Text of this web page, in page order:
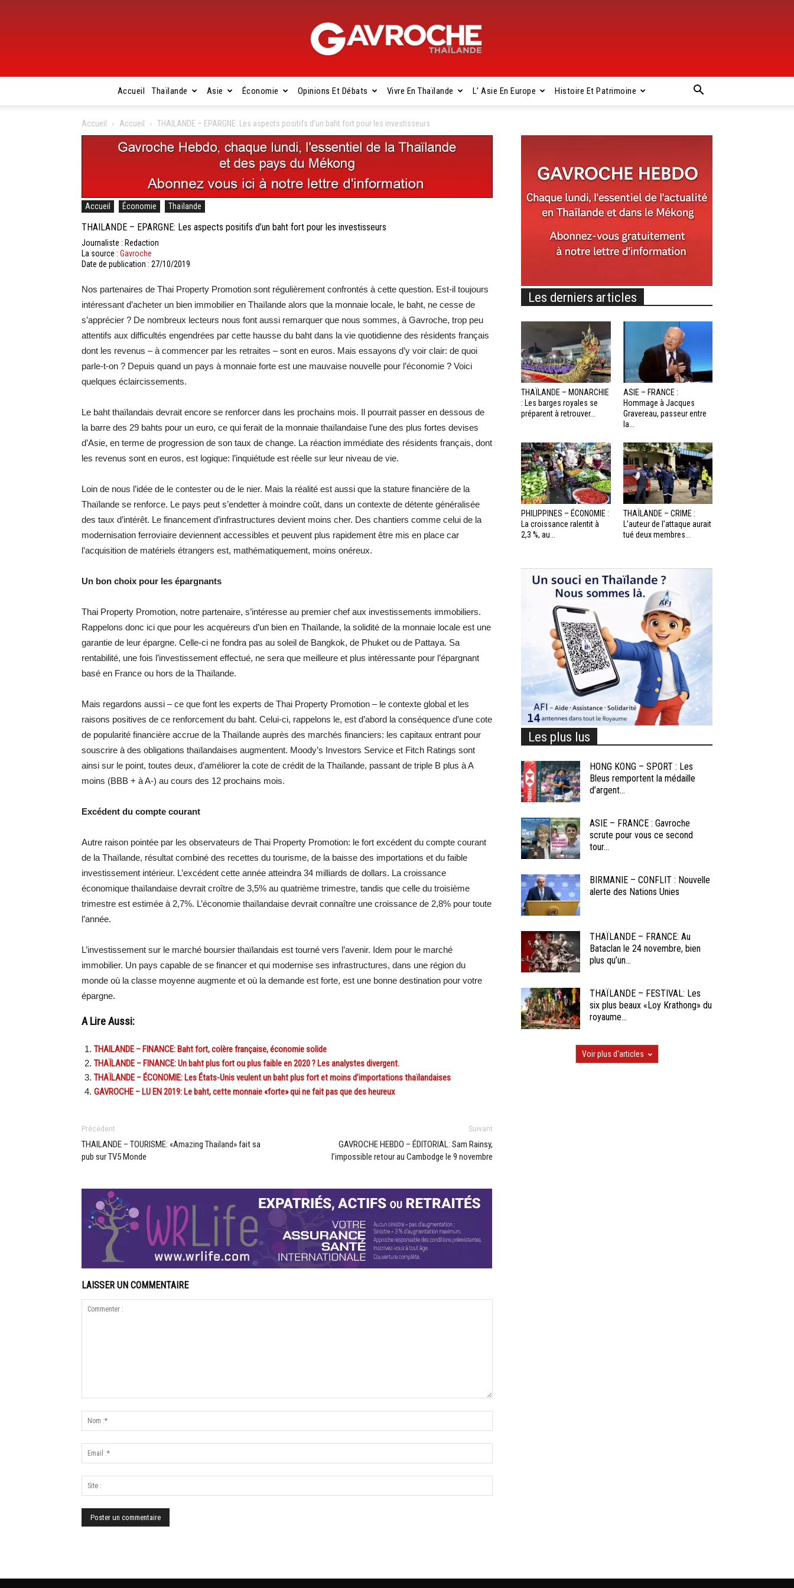
Gavroche
Accueil Thaïlande Asie Économie Opinions Et Débats Vivre En Thaïlande L’ Asie En Europe Histoire Et Patrimoine
Accueil Accueil THAILANDE – EPARGNE: Les aspects positifs d’un baht fort pour les investisseurs
Accueil Économie Thaïlande
THAILANDE – EPARGNE: Les aspects positifs d’un baht fort pour les investisseurs
Journaliste : Redaction
La source : Gavroche
Date de publication : 27/10/2019
Nos partenaires de Thai Property Promotion sont régulièrement confrontés à cette question. Est-il toujours
intéressant d’acheter un bien immobilier en Thaïlande alors que la monnaie locale, le baht, ne cesse de
s’apprécier ? De nombreux lecteurs nous font aussi remarquer que nous sommes, à Gavroche, trop peu
attentifs aux difficultés engendrées par cette hausse du baht dans la vie quotidienne des résidents français
dont les revenus – à commencer par les retraites – sont en euros. Mais essayons d’y voir clair: de quoi
parle-t-on ? Depuis quand un pays à monnaie forte est une mauvaise nouvelle pour l’économie ? Voici
quelques éclaircissements.
Le baht thaïlandais devrait encore se renforcer dans les prochains mois. Il pourrait passer en dessous de
la barre des 29 bahts pour un euro, ce qui ferait de la monnaie thaïlandaise l’une des plus fortes devises
d’Asie, en terme de progression de son taux de change. La réaction immédiate des résidents français, dont
les revenus sont en euros, est logique: l’inquiétude est réelle sur leur niveau de vie.
Loin de nous l’idée de le contester ou de le nier. Mais la réalité est aussi que la stature financière de la
Thaïlande se renforce. Le pays peut s’endetter à moindre coût, dans un contexte de détente généralisée
des taux d’intérêt. Le financement d’infrastructures devient moins cher. Des chantiers comme celui de la
modernisation ferroviaire deviennent accessibles et peuvent plus rapidement être mis en place car
l’acquisition de matériels étrangers est, mathématiquement, moins onéreux.
Un bon choix pour les épargnants
Thai Property Promotion, notre partenaire, s’intéresse au premier chef aux investissements immobiliers.
Rappelons donc ici que pour les acquéreurs d’un bien en Thaïlande, la solidité de la monnaie locale est une
garantie de leur épargne. Celle-ci ne fondra pas au soleil de Bangkok, de Phuket ou de Pattaya. Sa
rentabilité, une fois l’investissement effectué, ne sera que meilleure et plus intéressante pour l’épargnant
basé en France ou hors de la Thaïlande.
Mais regardons aussi – ce que font les experts de Thai Property Promotion – le contexte global et les
raisons positives de ce renforcement du baht. Celui-ci, rappelons le, est d’abord la conséquence d’une cote
de popularité financière accrue de la Thaïlande auprès des marchés financiers: les capitaux entrant pour
souscrire à des obligations thaïlandaises augmentent. Moody’s Investors Service et Fitch Ratings sont
ainsi sur le point, toutes deux, d’améliorer la cote de crédit de la Thaïlande, passant de triple B plus à A
moins (BBB + à A-) au cours des 12 prochains mois.
Excédent du compte courant
Autre raison pointée par les observateurs de Thai Property Promotion: le fort excédent du compte courant
de la Thaïlande, résultat combiné des recettes du tourisme, de la baisse des importations et du faible
investissement intérieur. L’excédent cette année atteindra 34 milliards de dollars. La croissance
économique thaïlandaise devrait croître de 3,5% au quatrième trimestre, tandis que celle du troisième
trimestre est estimée à 2,7%. L’économie thaïlandaise devrait connaître une croissance de 2,8% pour toute
l’année.
L’investissement sur le marché boursier thaïlandais est tourné vers l’avenir. Idem pour le marché
immobilier. Un pays capable de se financer et qui modernise ses infrastructures, dans une région du
monde où la classe moyenne augmente et où la demande est forte, est une bonne destination pour votre
épargne.
A Lire Aussi:
THAILANDE – FINANCE: Baht fort, colère française, économie solide
THAÏLANDE – FINANCE: Un baht plus fort ou plus faible en 2020 ? Les analystes divergent.
THAÏLANDE – ÉCONOMIE: Les États-Unis veulent un baht plus fort et moins d’importations thaïlandaises
GAVROCHE – LU EN 2019: Le baht, cette monnaie «forte» qui ne fait pas que des heureux
Précédent
THAILANDE – TOURISME: «Amazing Thailand» fait sa
pub sur TV5 Monde
Suivant
GAVROCHE HEBDO – ÉDITORIAL: Sam Rainsy,
l’impossible retour au Cambodge le 9 novembre
LAISSER UN COMMENTAIRE
Les derniers articles
THAÏLANDE – MONARCHIE
: Les barges royales se
préparent à retrouver...
ASIE – FRANCE :
Hommage à Jacques
Gravereau, passeur entre
la...
PHILIPPINES – ÉCONOMIE :
La croissance ralentit à
2,3 %, au...
THAÏLANDE – CRIME :
L’auteur de l’attaque aurait
tué deux membres...
Les plus lus
HONG KONG – SPORT : Les
Bleus remportent la médaille
d’argent...
ASIE – FRANCE : Gavroche
scrute pour vous ce second
tour...
BIRMANIE – CONFLIT : Nouvelle
alerte des Nations Unies
THAÏLANDE – FRANCE: Au
Bataclan le 24 novembre, bien
plus qu’un...
THAÏLANDE – FESTIVAL: Les
six plus beaux «Loy Krathong» du
royaume...
Voir plus d'articles